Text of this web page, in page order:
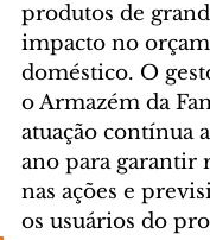
produtos de
impacto no
doméstico. O
o Armazém da
atuação contínua
ano para garantir
nas ações e
os usuários do